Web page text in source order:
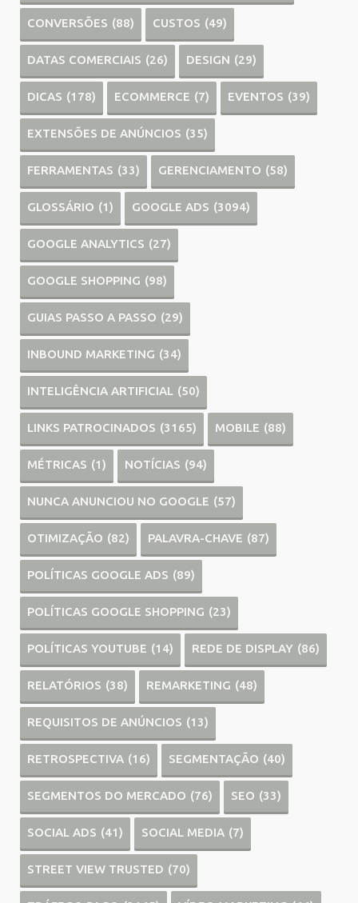
CONVERSÕES (88) CUSTOS (49)
DATAS COMERCIAIS (26) DESIGN (29)
DICAS (178) ECOMMERCE (7) EVENTOS (39)
EXTENSÕES DE ANÚNCIOS (35)
FERRAMENTAS (33) GERENCIAMENTO (58)
GLOSSÁRIO (1) GOOGLE ADS (3094)
GOOGLE ANALYTICS (27)
GOOGLE SHOPPING (98)
GUIAS PASSO A PASSO (29)
INBOUND MARKETING (34)
INTELIGÊNCIA ARTIFICIAL (50)
LINKS PATROCINADOS (3165) MOBILE (88)
MÉTRICAS (1) NOTÍCIAS (94)
NUNCA ANUNCIOU NO GOOGLE (57)
OTIMIZAÇÃO (82) PALAVRA-CHAVE (87)
POLÍTICAS GOOGLE ADS (89)
POLÍTICAS GOOGLE SHOPPING (23)
POLÍTICAS YOUTUBE (14) REDE DE DISPLAY (86)
RELATÓRIOS (38) REMARKETING (48)
REQUISITOS DE ANÚNCIOS (13)
RETROSPECTIVA (16) SEGMENTAÇÃO (40)
SEGMENTOS DO MERCADO (76) SEO (33)
SOCIAL ADS (41) SOCIAL MEDIA (7)
STREET VIEW TRUSTED (70)